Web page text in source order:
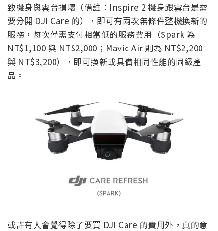
致機身與雲台損壞（備註：Inspire 2 機身跟雲台是需
要分開 DJI Care 的），即可有兩次無條件整機換新的
服務，每次僅需支付相當低的服務費用（Spark 為
NT$1,100 與 NT$2,000；Mavic Air 則為 NT$2,200
與 NT$3,200），即可換新或具備相同性能的同級產
品。
或許有人會覺得除了要買 DJI Care 的費用外，真的意